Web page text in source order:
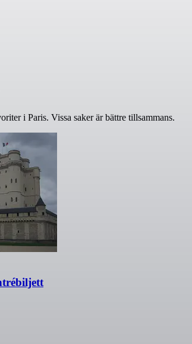
i Paris. Vissa saker är bättre tillsammans.